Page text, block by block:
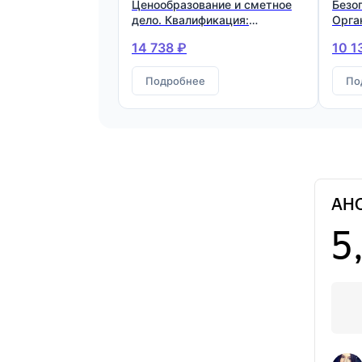
Ценообразование и сметное
дело. Квалификация:
14 738 ₽
Подробнее
10